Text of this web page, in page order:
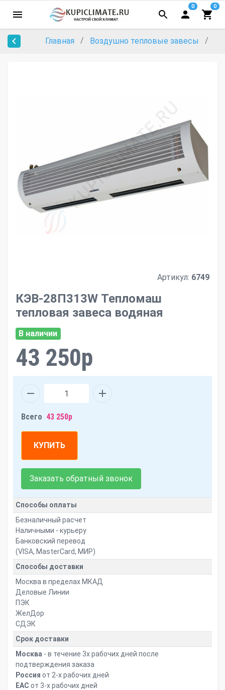
0 0
Главная Воздушно тепловые завесы
Артикул: 6749
КЭВ-28П313W Тепломаш
тепловая завеса водяная
В наличии
43 250р
Всего 43 250р
КУПИТЬ
Заказать обратный звонок
Способы оплаты
Безналичный расчет
Наличными - курьеру
Банковский перевод
(VISA, MasterCard, МИР)
Способы доставки
Москва в пределах МКАД
Деловые Линии
ПЭК
ЖелДор
СДЭК
Срок доставки
Москва - в течение 3х рабочих дней после
подтверждения заказа
Россия от 2-х рабочих дней
ЕАС от 3-х рабочих дней